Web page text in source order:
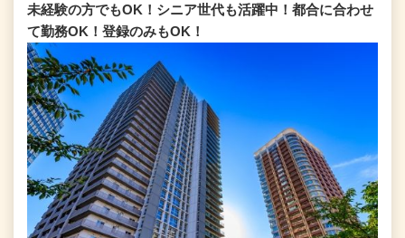
未経験の方でもOK！シニア世代も活躍中！都合に合わせ
て勤務OK！登録のみもOK！